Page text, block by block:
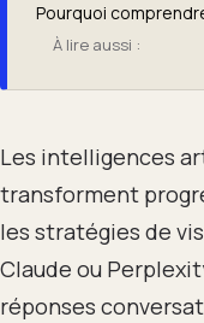
Pourquoi
À lire aussi :
Les intelligences
transforment
les stratégies de
Claude ou
réponses